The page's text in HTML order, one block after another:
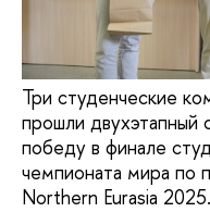
Три студенческие
прошли двухэтапный
победу в финале
чемпионата мира по
Northern Eurasia 2025.